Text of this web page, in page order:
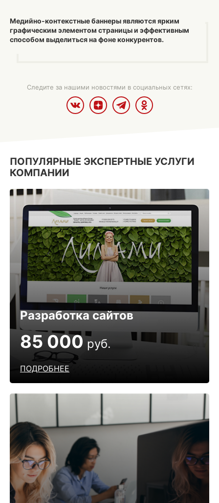
Медийно-контекстные баннеры являются ярким
графическим элементом страницы и эффективным
способом выделиться на фоне конкурентов.
Следите за нашими новостями в социальных сетях:
ПОПУЛЯРНЫЕ ЭКСПЕРТНЫЕ УСЛУГИ
КОМПАНИИ
Разработка сайтов
ПОДРОБНЕЕ
85 000 руб.